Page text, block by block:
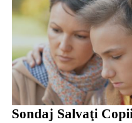
Sondaj Salvaţi